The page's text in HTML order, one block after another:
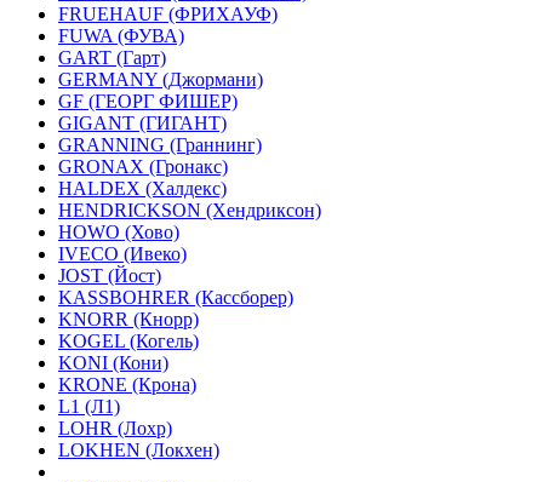
FRUEHAUF (ФРИХАУФ)
FUWA (ФУВА)
GART (Гарт)
GERMANY (Джормани)
GF (ГЕОРГ ФИШЕР)
GIGANT (ГИГАНТ)
GRANNING (Граннинг)
GRONAX (Гронакс)
HALDEX (Халдекс)
HENDRICKSON (Хендриксон)
HOWO (Хово)
IVECO (Ивеко)
JOST (Йост)
KASSBOHRER (Касcборер)
KNORR (Кнорр)
KOGEL (Когель)
KONI (Кони)
KRONE (Крона)
L1 (Л1)
LOHR (Лохр)
LOKHEN (Локхен)